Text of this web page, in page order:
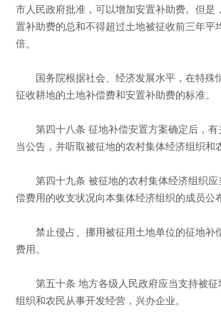
市人民政府批准，可以增加安置补助费。但是
置补助费的总和不得超过土地被征收前三年平
倍。
国务院根据社会、经济发展水平，在特殊
征收耕地的土地补偿费和安置补助费的标准。
第四十八条 征地补偿安置方案确定后，有
当公告，并听取被征地的农村集体经济组织和
第四十九条 被征地的农村集体经济组织应
偿费用的收支状况向本集体经济组织的成员公
禁止侵占、挪用被征用土地单位的征地补
费用。
第五十条 地方各级人民政府应当支持被征
组织和农民从事开发经营，兴办企业。